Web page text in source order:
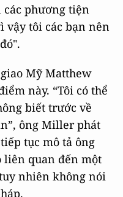
phương tiện
tôi các bạn nên
Mỹ Matthew
này. “Tôi có thể
biết trước về
ông Miller phát
tục mô tả ông
quan đến một
nhiên không nói